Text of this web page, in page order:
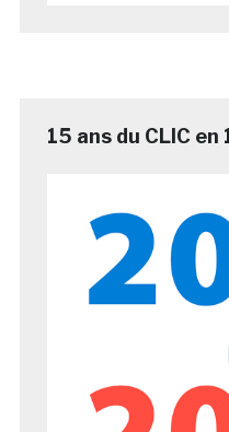
15 ans du CLIC